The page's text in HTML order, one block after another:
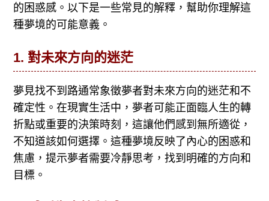
的困惑感。以下是一些常見的解釋，幫助你理解這
種夢境的可能意義。
1. 對未來方向的迷茫
夢見找不到路通常象徵夢者對未來方向的迷茫和不
確定性。在現實生活中，夢者可能正面臨人生的轉
折點或重要的決策時刻，這讓他們感到無所適從，
不知道該如何選擇。這種夢境反映了內心的困惑和
焦慮，提示夢者需要冷靜思考，找到明確的方向和
目標。